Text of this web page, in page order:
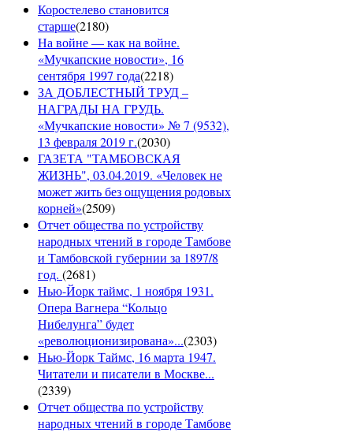
Коростелево становится
старше(2180)
На войне — как на войне.
«Мучкапские новости», 16
сентября 1997 года(2218)
ЗА ДОБЛЕСТНЫЙ ТРУД –
НАГРАДЫ НА ГРУДЬ.
«Мучкапские новости» № 7 (9532),
13 февраля 2019 г.(2030)
ГАЗЕТА "ТАМБОВСКАЯ
ЖИЗНЬ", 03.04.2019. «Человек не
может жить без ощущения родовых
корней»(2509)
Отчет общества по устройству
народных чтений в городе Тамбове
и Тамбовской губернии за 1897/8
год. (2681)
Нью-Йорк таймс, 1 ноября 1931.
Опера Вагнера “Кольцо
Нибелунга” будет
«революционизирована»...(2303)
Нью-Йорк Таймс, 16 марта 1947.
Читатели и писатели в Москве...
(2339)
Отчет общества по устройству
народных чтений в городе Тамбове